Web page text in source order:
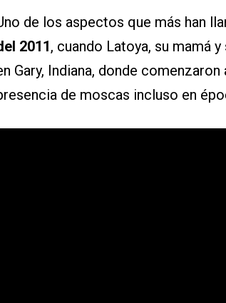
de los aspectos que más han
2011, cuando Latoya, su mamá
Gary, Indiana, donde
de moscas incluso en